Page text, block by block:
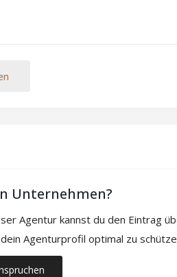
Unternehmen?
Agentur kannst du den Eintrag
Agenturprofil optimal zu